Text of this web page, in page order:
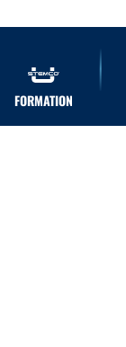
FORMATION